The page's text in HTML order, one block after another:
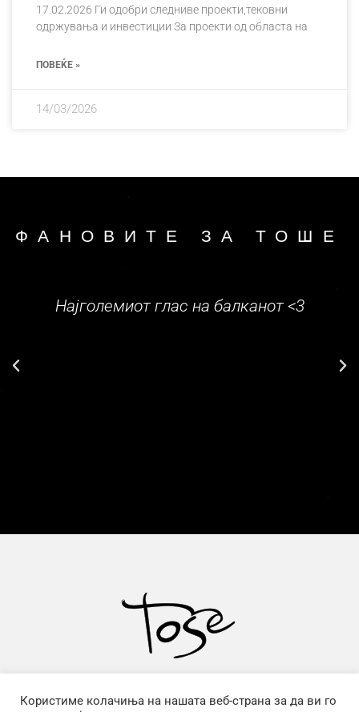
17.02.2026 Ги одобри следниве проекти,тековни
одржувања и инвестиции За проекти од областа на
ПОВЕЌЕ »
14/03/2026
ФАНОВИТЕ ЗА ТОШЕ
Спомен за една звезда која беше на
Користиме колачиња на нашата веб-страна за да ви го